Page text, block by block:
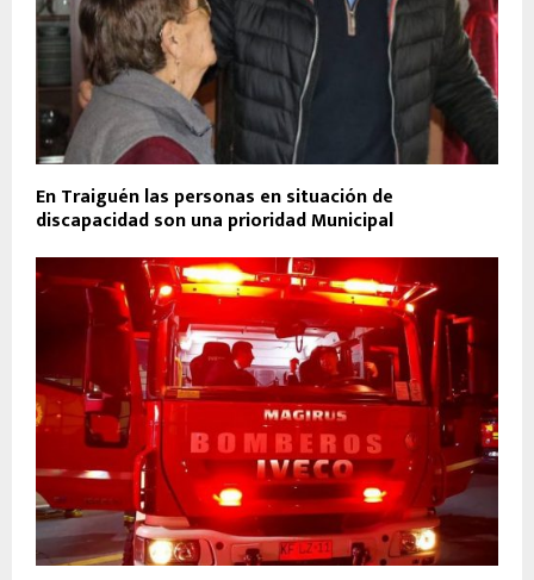
En Traiguén las personas en situación de
discapacidad son una prioridad Municipal